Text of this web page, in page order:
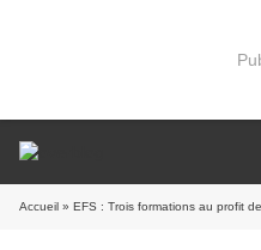
Accueil » EFS : Trois formations au profit